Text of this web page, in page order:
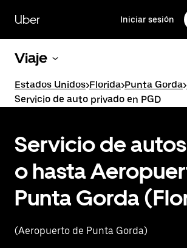
contenido
principal
Uber Iniciar sesión
Viaje
Estados Unidos>Florida>Punta Gorda>
Servicio de auto privado en PGD
Servicio de
o hasta
Punta Gorda
(Aeropuerto de Punta Gorda)